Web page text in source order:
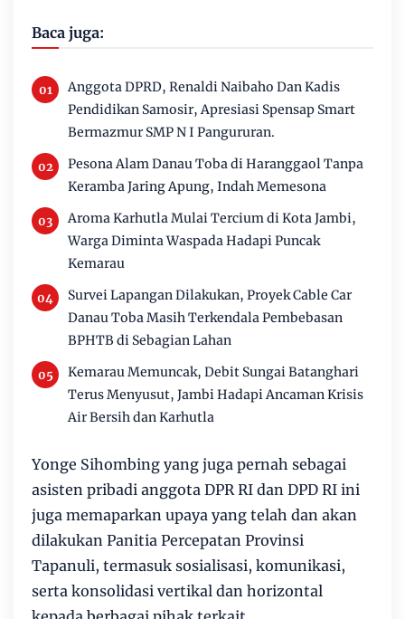
Baca juga:
Anggota DPRD, Renaldi Naibaho Dan Kadis
Pendidikan Samosir, Apresiasi Spensap Smart
Bermazmur SMP N I Pangururan.
Pesona Alam Danau Toba di Haranggaol Tanpa
Keramba Jaring Apung, Indah Memesona
Aroma Karhutla Mulai Tercium di Kota Jambi,
Warga Diminta Waspada Hadapi Puncak
Kemarau
Survei Lapangan Dilakukan, Proyek Cable Car
Danau Toba Masih Terkendala Pembebasan
BPHTB di Sebagian Lahan
Kemarau Memuncak, Debit Sungai Batanghari
Terus Menyusut, Jambi Hadapi Ancaman Krisis
Air Bersih dan Karhutla
Yonge Sihombing yang juga pernah sebagai
asisten pribadi anggota DPR RI dan DPD RI ini
juga memaparkan upaya yang telah dan akan
dilakukan Panitia Percepatan Provinsi
Tapanuli, termasuk sosialisasi, komunikasi,
serta konsolidasi vertikal dan horizontal